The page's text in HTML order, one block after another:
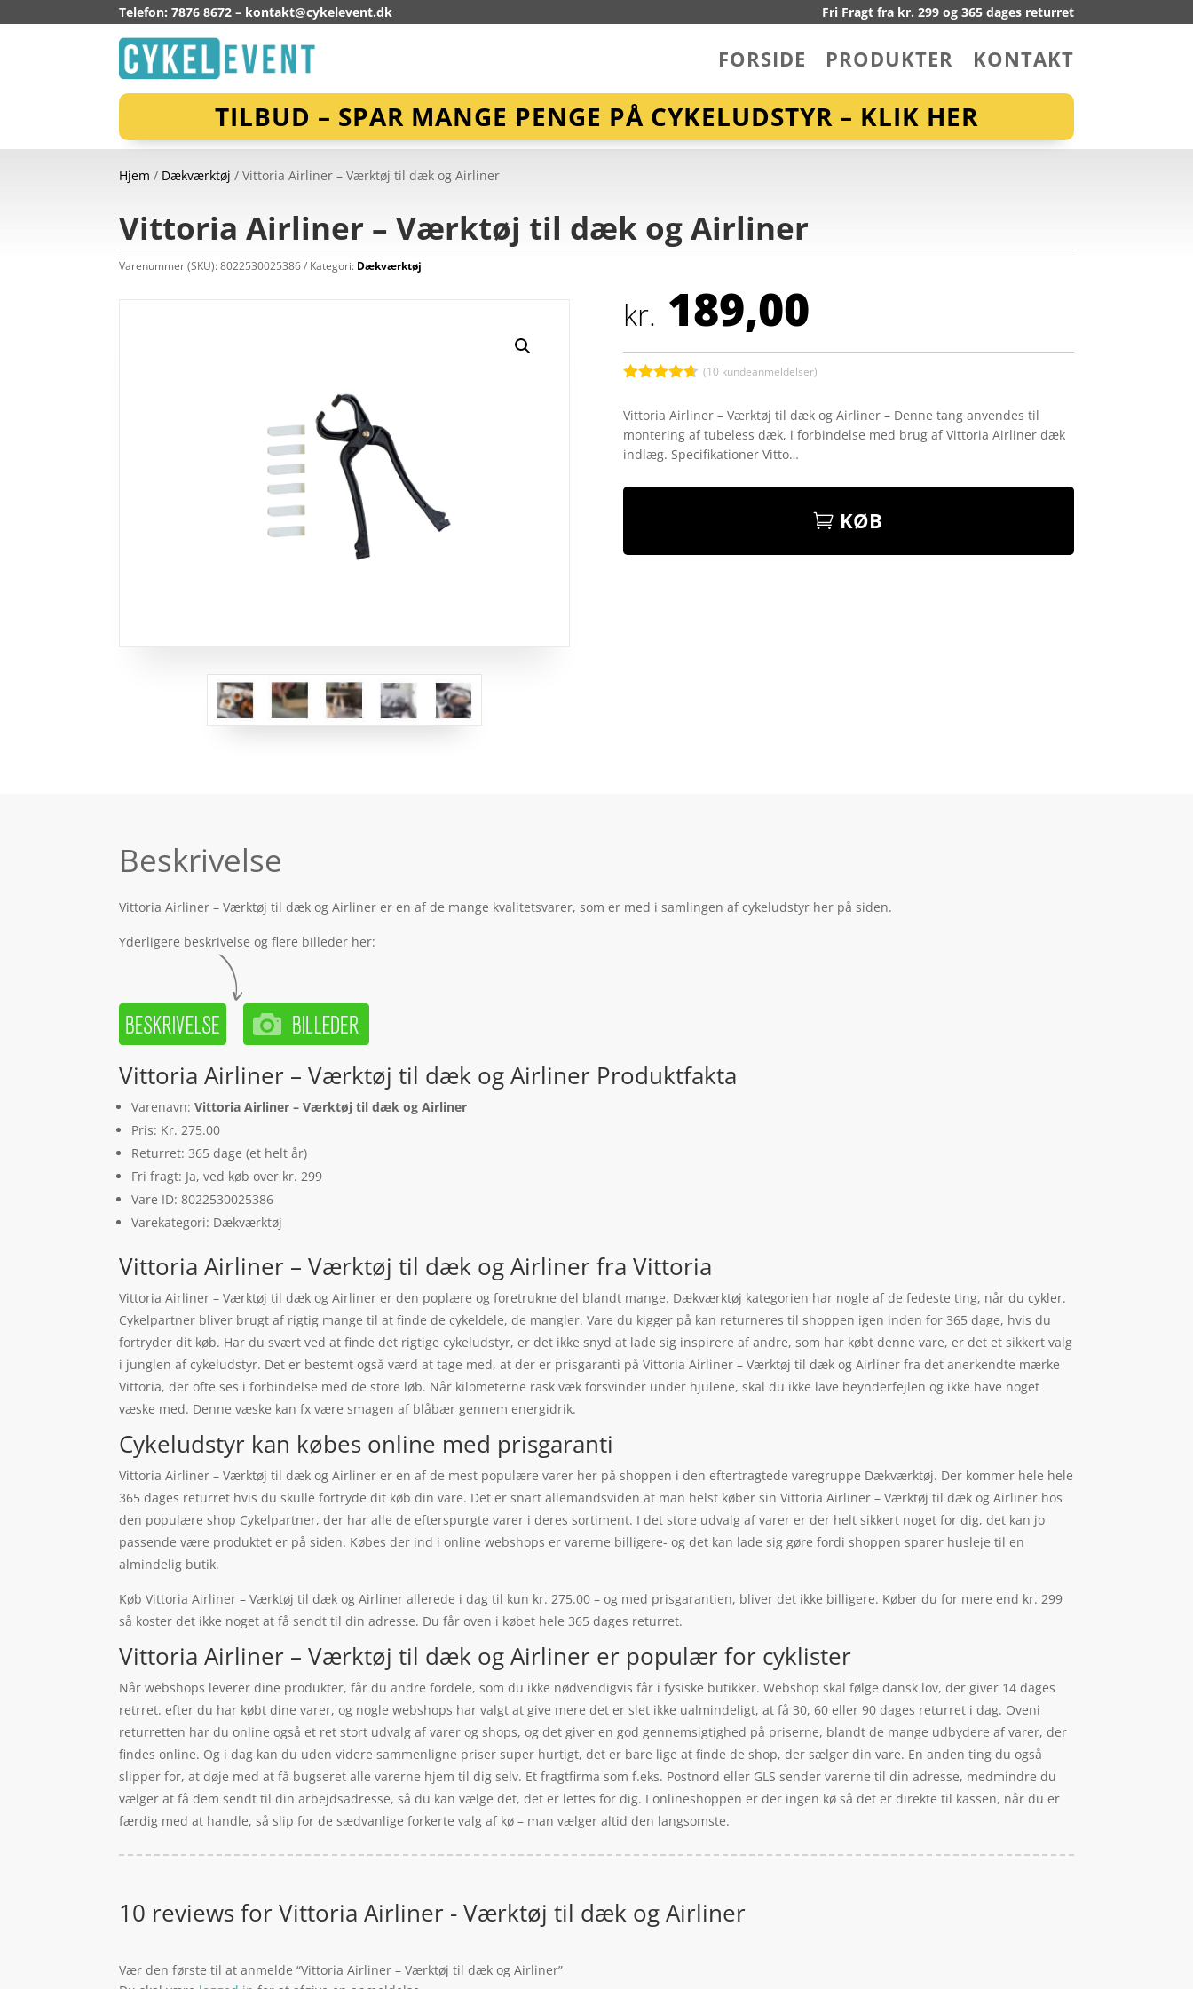
Telefon: 7876 8672 – kontakt@cykelevent.dk Fri Fragt fra kr. 299 og 365 dages returret
FORSIDE PRODUKTER KONTAKT
TILBUD – SPAR MANGE PENGE PÅ CYKELUDSTYR – KLIK HER
Hjem / Dækværktøj / Vittoria Airliner – Værktøj til dæk og Airliner
Vittoria Airliner – Værktøj til dæk og Airliner
Varenummer (SKU):8022530025386 Kategori: Dækværktøj
kr. 189,00
ud af 5
baseret på
kundebedø
mmelser
(10 kundeanmeldelser)
Vittoria Airliner – Værktøj til dæk og Airliner – Denne tang anvendes til
montering af tubeless dæk, i forbindelse med brug af Vittoria Airliner dæk
indlæg. Specifikationer Vitto…
KØB
Beskrivelse
Vittoria Airliner – Værktøj til dæk og Airliner er en af de mange kvalitetsvarer, som er med i samlingen af cykeludstyr her på siden.
Yderligere beskrivelse og flere billeder her:
Vittoria Airliner – Værktøj til dæk og Airliner Produktfakta
Varenavn:Vittoria Airliner – Værktøj til dæk og Airliner
Pris: Kr. 275.00
Returret: 365 dage (et helt år)
Fri fragt: Ja, ved køb over kr. 299
Vare ID: 8022530025386
Varekategori: Dækværktøj
Vittoria Airliner – Værktøj til dæk og Airliner fra Vittoria
Vittoria Airliner – Værktøj til dæk og Airliner er den poplære og foretrukne del blandt mange. Dækværktøj kategorien har nogle af de fedeste ting, når du cykler.
Cykelpartner bliver brugt af rigtig mange til at finde de cykeldele, de mangler. Vare du kigger på kan returneres til shoppen igen inden for 365 dage, hvis du
fortryder dit køb. Har du svært ved at finde det rigtige cykeludstyr, er det ikke snyd at lade sig inspirere af andre, som har købt denne vare, er det et sikkert valg
i junglen af cykeludstyr. Det er bestemt også værd at tage med, at der er prisgaranti på Vittoria Airliner – Værktøj til dæk og Airliner fra det anerkendte mærke
Vittoria, der ofte ses i forbindelse med de store løb. Når kilometerne rask væk forsvinder under hjulene, skal du ikke lave beynderfejlen og ikke have noget
væske med. Denne væske kan fx være smagen af blåbær gennem energidrik.
Cykeludstyr kan købes online med prisgaranti
Vittoria Airliner – Værktøj til dæk og Airliner er en af de mest populære varer her på shoppen i den eftertragtede varegruppe Dækværktøj. Der kommer hele hele
365 dages returret hvis du skulle fortryde dit køb din vare. Det er snart allemandsviden at man helst køber sin Vittoria Airliner – Værktøj til dæk og Airliner hos
den populære shop Cykelpartner, der har alle de efterspurgte varer i deres sortiment. I det store udvalg af varer er der helt sikkert noget for dig, det kan jo
passende være produktet er på siden. Købes der ind i online webshops er varerne billigere- og det kan lade sig gøre fordi shoppen sparer husleje til en
almindelig butik.
Køb Vittoria Airliner – Værktøj til dæk og Airliner allerede i dag til kun kr. 275.00 – og med prisgarantien, bliver det ikke billigere. Køber du for mere end kr. 299
så koster det ikke noget at få sendt til din adresse. Du får oven i købet hele 365 dages returret.
Vittoria Airliner – Værktøj til dæk og Airliner er populær for cyklister
Når webshops leverer dine produkter, får du andre fordele, som du ikke nødvendigvis får i fysiske butikker. Webshop skal følge dansk lov, der giver 14 dages
retrret. efter du har købt dine varer, og nogle webshops har valgt at give mere det er slet ikke ualmindeligt, at få 30, 60 eller 90 dages returret i dag. Oveni
returretten har du online også et ret stort udvalg af varer og shops, og det giver en god gennemsigtighed på priserne, blandt de mange udbydere af varer, der
findes online. Og i dag kan du uden videre sammenligne priser super hurtigt, det er bare lige at finde de shop, der sælger din vare. En anden ting du også
slipper for, at døje med at få bugseret alle varerne hjem til dig selv. Et fragtfirma som f.eks. Postnord eller GLS sender varerne til din adresse, medmindre du
vælger at få dem sendt til din arbejdsadresse, så du kan vælge det, det er lettes for dig. I onlineshoppen er der ingen kø så det er direkte til kassen, når du er
færdig med at handle, så slip for de sædvanlige forkerte valg af kø – man vælger altid den langsomste.
10 reviews forVittoria Airliner - Værktøj til dæk og Airliner
Vær den første til at anmelde “Vittoria Airliner – Værktøj til dæk og Airliner”